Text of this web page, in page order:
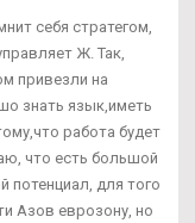
себя стратегом,
Ж. Так,
привезли на
знать язык,иметь
работа будет
что есть большой
потенциал, для того
Азов еврозону, но